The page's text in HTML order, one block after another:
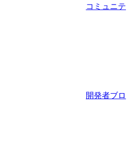
コミュニテ
開発者ブロ